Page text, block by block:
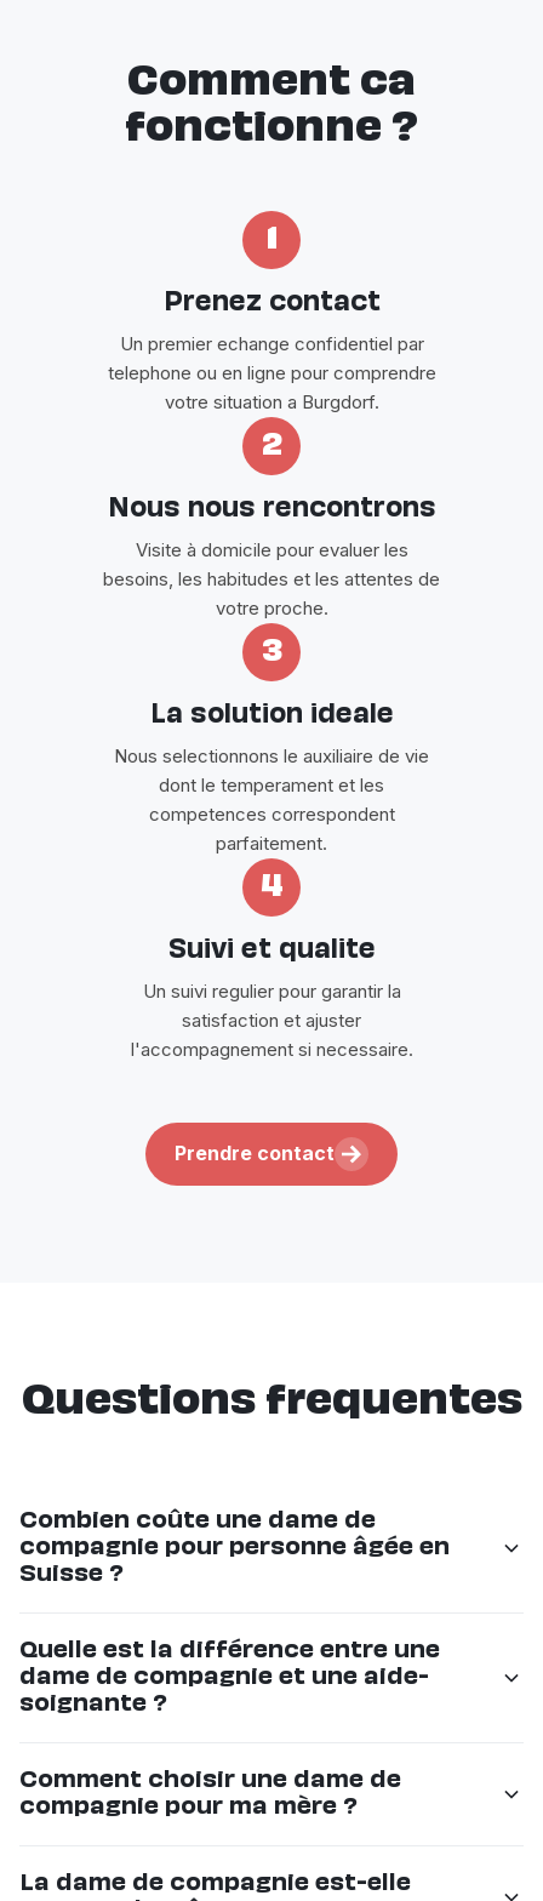
Comment ca
fonctionne ?
Prenez contact
Un premier echange confidentiel par
telephone ou en ligne pour comprendre
votre situation a Burgdorf.
2
Nous nous rencontrons
Visite à domicile pour evaluer les
besoins, les habitudes et les attentes de
votre proche.
3
La solution ideale
Nous selectionnons le auxiliaire de vie
dont le temperament et les
competences correspondent
parfaitement.
4
Suivi et qualite
Un suivi regulier pour garantir la
satisfaction et ajuster
l'accompagnement si necessaire.
Prendre contact
Questions frequentes
Combien coûte une dame de
compagnie pour personne âgée en
Suisse ?
dépend du nombre d'heures et de la régularité. C'est
souvent 50% moins cher que les grandes agences.
Quelle est la différence entre une
dame de compagnie et une aide-
soignante ?
non-médical : compagnie, sorties, aide au quotidien.
L'aide-soignante réalise des actes médicaux. Les deux
Comment choisir une dame de
compagnie pour ma mère ?
chaque intervenant et le présentons à votre famille. Si
La dame de compagnie est-elle